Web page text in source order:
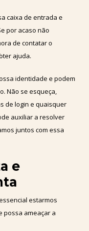
caixa de entrada e
por acaso não
de contatar o
ajuda.
identidade e podem
Não se esqueça,
de login e quaisquer
auxiliar a resolver
juntos com essa
e
estarmos
possa ameaçar a